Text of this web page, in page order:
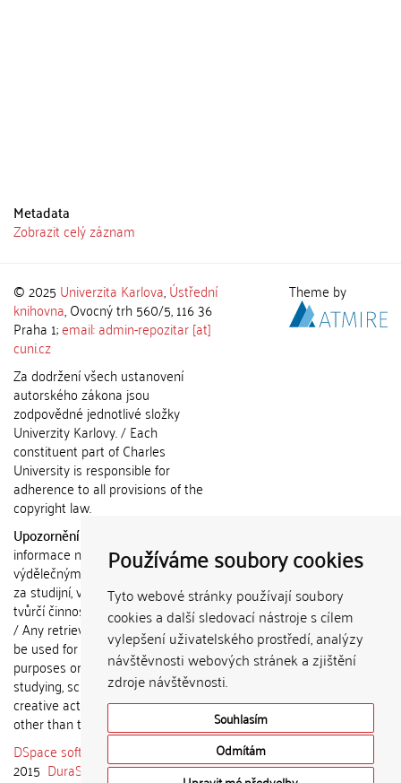
Používáme soubory cookies
Tyto webové stránky používají soubory
cookies a další sledovací nástroje s cílem
vylepšení uživatelského prostředí, analýzy
návštěvnosti webových stránek a zjištění
zdroje návštěvnosti.
Souhlasím
Odmítám
Metadata
Zobrazit celý záznam
© 2025 Univerzita Karlova,Ústřední
knihovna, Ovocný trh 560/5, 116 36
Praha 1;email: admin-repozitar [at]
cuni.cz
Za dodržení všech ustanovení
autorského zákona jsou
zodpovědné jednotlivé složky
Univerzity Karlovy. / Each
constituent part of Charles
University is responsible for
adherence to all provisions of the
copyright law.
Upozornění / Notice:
informace nemohou být použity k
výdělečným účelům nebo vydávány
za studijní, vědeckou nebo jinou
tvůrčí činnost jiné osoby než autora.
/ Any retrieved information shall not
be used for any commercial
purposes or claimed as results of
studying, scientific or any other
creative activities of any person
other than the author.
DSpace software
copyright © 2002-
2015 DuraSpace
Theme by